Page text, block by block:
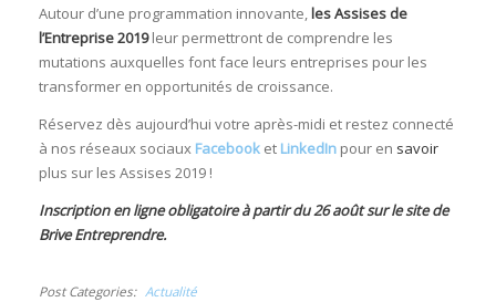
Autour d’une programmation innovante, lesAssises de
l’Entreprise 2019leur permettront de comprendre les
mutations auxquelles font face leurs entreprises pour les
transformer en opportunités de croissance.
Réservez dès aujourd’hui votre après-midi et restez connecté
à nos réseaux sociaux Facebooket LinkedInpour en savoir
plus sur les Assises 2019 !
Inscription en ligne obligatoire à partir du 26 août sur le site de
Brive Entreprendre.
Post Categories Actualité